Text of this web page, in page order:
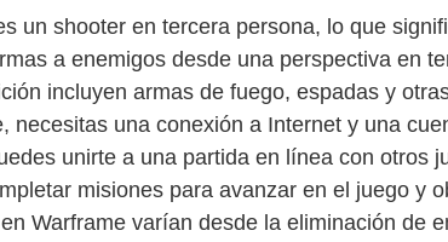
un shooter en tercera persona, lo que
a enemigos desde una perspectiva en
incluyen armas de fuego, espadas y
necesitas una conexión a Internet y una
unirte a una partida en línea con otros
misiones para avanzar en el juego y
Warframe varían desde la eliminación de